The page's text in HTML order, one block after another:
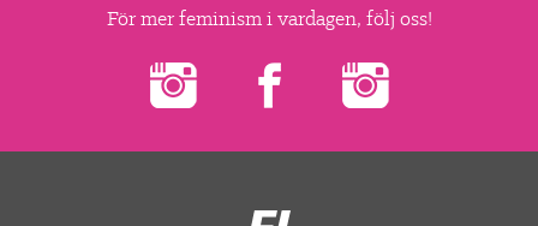
För mer feminism i vardagen, följ oss!
Feministiskt